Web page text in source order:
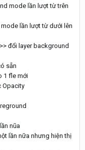
mode lần lượt từ trên
mode lần lượt từ dưới lên
đổi layer background
sẵn
1 fle mới
Opacity
nũa
lần nữa nhưng hiện thị